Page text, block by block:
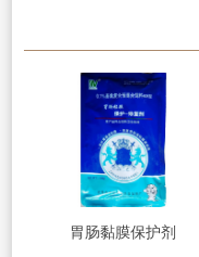
胃肠黏膜保护剂